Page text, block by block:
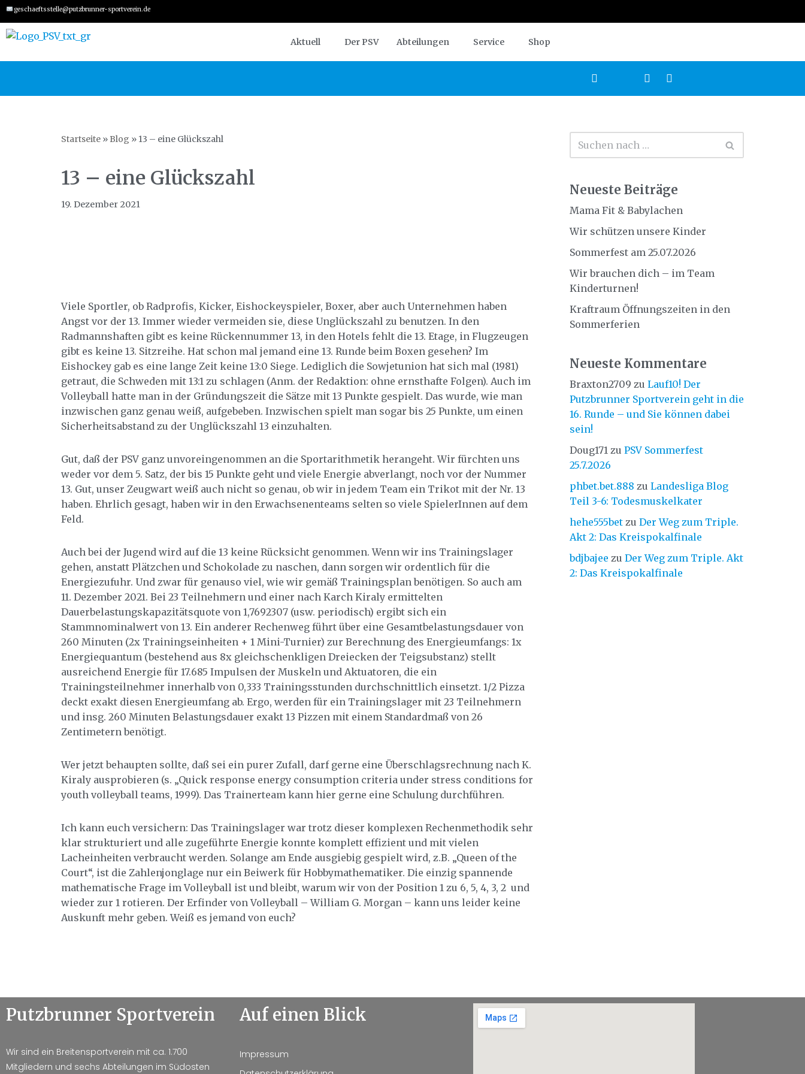
Zum
springen
geschaeftsstelle@putzbrunner-sportverein.de
Aktuell Der PSV Abteilungen Service Shop
Startseite » Blog » 13 – eine Glückszahl
13 – eine Glückszahl
19. Dezember 2021
Viele Sportler, ob Radprofis, Kicker, Eishockeyspieler, Boxer, aber auch Unternehmen haben
Angst vor der 13. Immer wieder vermeiden sie, diese Unglückszahl zu benutzen. In den
Radmannshaften gibt es keine Rückennummer 13, in den Hotels fehlt die 13. Etage, in Flugzeugen
gibt es keine 13. Sitzreihe. Hat schon mal jemand eine 13. Runde beim Boxen gesehen? Im
Eishockey gab es eine lange Zeit keine 13:0 Siege. Lediglich die Sowjetunion hat sich mal (1981)
getraut, die Schweden mit 13:1 zu schlagen (Anm. der Redaktion: ohne ernsthafte Folgen). Auch im
Volleyball hatte man in der Gründungszeit die Sätze mit 13 Punkte gespielt. Das wurde, wie man
inzwischen ganz genau weiß, aufgebeben. Inzwischen spielt man sogar bis 25 Punkte, um einen
Sicherheitsabstand zu der Unglückszahl 13 einzuhalten.
Gut, daß der PSV ganz unvoreingenommen an die Sportarithmetik herangeht. Wir fürchten uns
weder vor dem 5. Satz, der bis 15 Punkte geht und viele Energie abverlangt, noch vor der Nummer
13. Gut, unser Zeugwart weiß auch nicht so genau, ob wir in jedem Team ein Trikot mit der Nr. 13
haben. Ehrlich gesagt, haben wir in den Erwachsenenteams selten so viele SpielerInnen auf dem
Feld.
Auch bei der Jugend wird auf die 13 keine Rücksicht genommen. Wenn wir ins Trainingslager
gehen, anstatt Plätzchen und Schokolade zu naschen, dann sorgen wir ordentlich für die
Energiezufuhr. Und zwar für genauso viel, wie wir gemäß Trainingsplan benötigen. So auch am
11. Dezember 2021. Bei 23 Teilnehmern und einer nach Karch Kiraly ermittelten
Dauerbelastungskapazitätsquote von 1,7692307 (usw. periodisch) ergibt sich ein
Stammnominalwert von 13. Ein anderer Rechenweg führt über eine Gesamtbelastungsdauer von
260 Minuten (2x Trainingseinheiten + 1 Mini-Turnier) zur Berechnung des Energieumfangs: 1x
Energiequantum (bestehend aus 8x gleichschenkligen Dreiecken der Teigsubstanz) stellt
ausreichend Energie für 17.685 Impulsen der Muskeln und Aktuatoren, die ein
Trainingsteilnehmer innerhalb von 0,333 Trainingsstunden durchschnittlich einsetzt. 1/2 Pizza
deckt exakt diesen Energieumfang ab. Ergo, werden für ein Trainingslager mit 23 Teilnehmern
und insg. 260 Minuten Belastungsdauer exakt 13 Pizzen mit einem Standardmaß von 26
Zentimetern benötigt.
Wer jetzt behaupten sollte, daß sei ein purer Zufall, darf gerne eine Überschlagsrechnung nach K.
Kiraly ausprobieren (s. „Quick response energy consumption criteria under stress conditions for
youth volleyball teams, 1999). Das Trainerteam kann hier gerne eine Schulung durchführen.
Ich kann euch versichern: Das Trainingslager war trotz dieser komplexen Rechenmethodik sehr
klar strukturiert und alle zugeführte Energie konnte komplett effizient und mit vielen
Lacheinheiten verbraucht werden. Solange am Ende ausgiebig gespielt wird, z.B. „Queen of the
Court“, ist die Zahlenjonglage nur ein Beiwerk für Hobbymathematiker. Die einzig spannende
mathematische Frage im Volleyball ist und bleibt, warum wir von der Position 1 zu 6, 5, 4, 3, 2 und
wieder zur 1 rotieren. Der Erfinder von Volleyball – William G. Morgan – kann uns leider keine
Auskunft mehr geben. Weiß es jemand von euch?
Neueste Beiträge
Mama Fit & Babylachen
Wir schützen unsere Kinder
Sommerfest am 25.07.2026
Wir brauchen dich – im Team
Kinderturnen!
Kraftraum Öffnungszeiten in den
Sommerferien
Neueste Kommentare
Braxton2709 zu Lauf10! Der
Putzbrunner Sportverein geht in die
16. Runde – und Sie können dabei
sein!
Doug171 zu PSV Sommerfest
25.7.2026
phbet.bet.888 zu Landesliga Blog
Teil 3-6: Todesmuskelkater
hehe555bet zu Der Weg zum Triple.
Akt 2: Das Kreispokalfinale
bdjbajee zu Der Weg zum Triple. Akt
2: Das Kreispokalfinale
Putzbrunner Sportverein
Wir sind ein Breitensportverein mit ca. 1.700
Mitgliedern und sechs Abteilungen im Südosten
Auf einen Blick
Impressum